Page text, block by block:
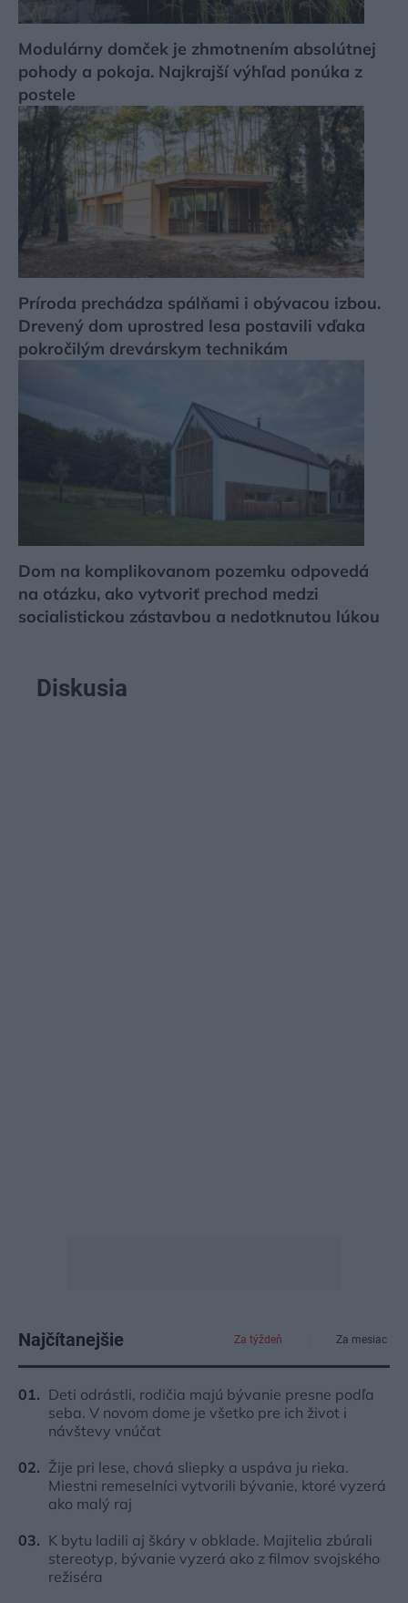
Modulárny domček je zhmotnením absolútnej
pohody a pokoja. Najkrajší výhľad ponúka z
postele
Príroda prechádza spálňami i obývacou izbou.
Drevený dom uprostred lesa postavili vďaka
pokročilým drevárskym technikám
Dom na komplikovanom pozemku odpovedá
na otázku, ako vytvoriť prechod medzi
socialistickou zástavbou a nedotknutou lúkou
Diskusia
Najčítanejšie Za týždeň Za mesiac
Deti odrástli, rodičia majú bývanie presne podľa
seba. V novom dome je všetko pre ich život i
návštevy vnúčat
Žije pri lese, chová sliepky a uspáva ju rieka.
Miestni remeselníci vytvorili bývanie, ktoré vyzerá
ako malý raj
K bytu ladili aj škáry v obklade. Majitelia zbúrali
stereotyp, bývanie vyzerá ako z filmov svojského
režiséra